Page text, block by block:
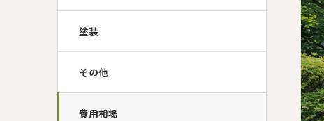
塗装
その他
費用相場